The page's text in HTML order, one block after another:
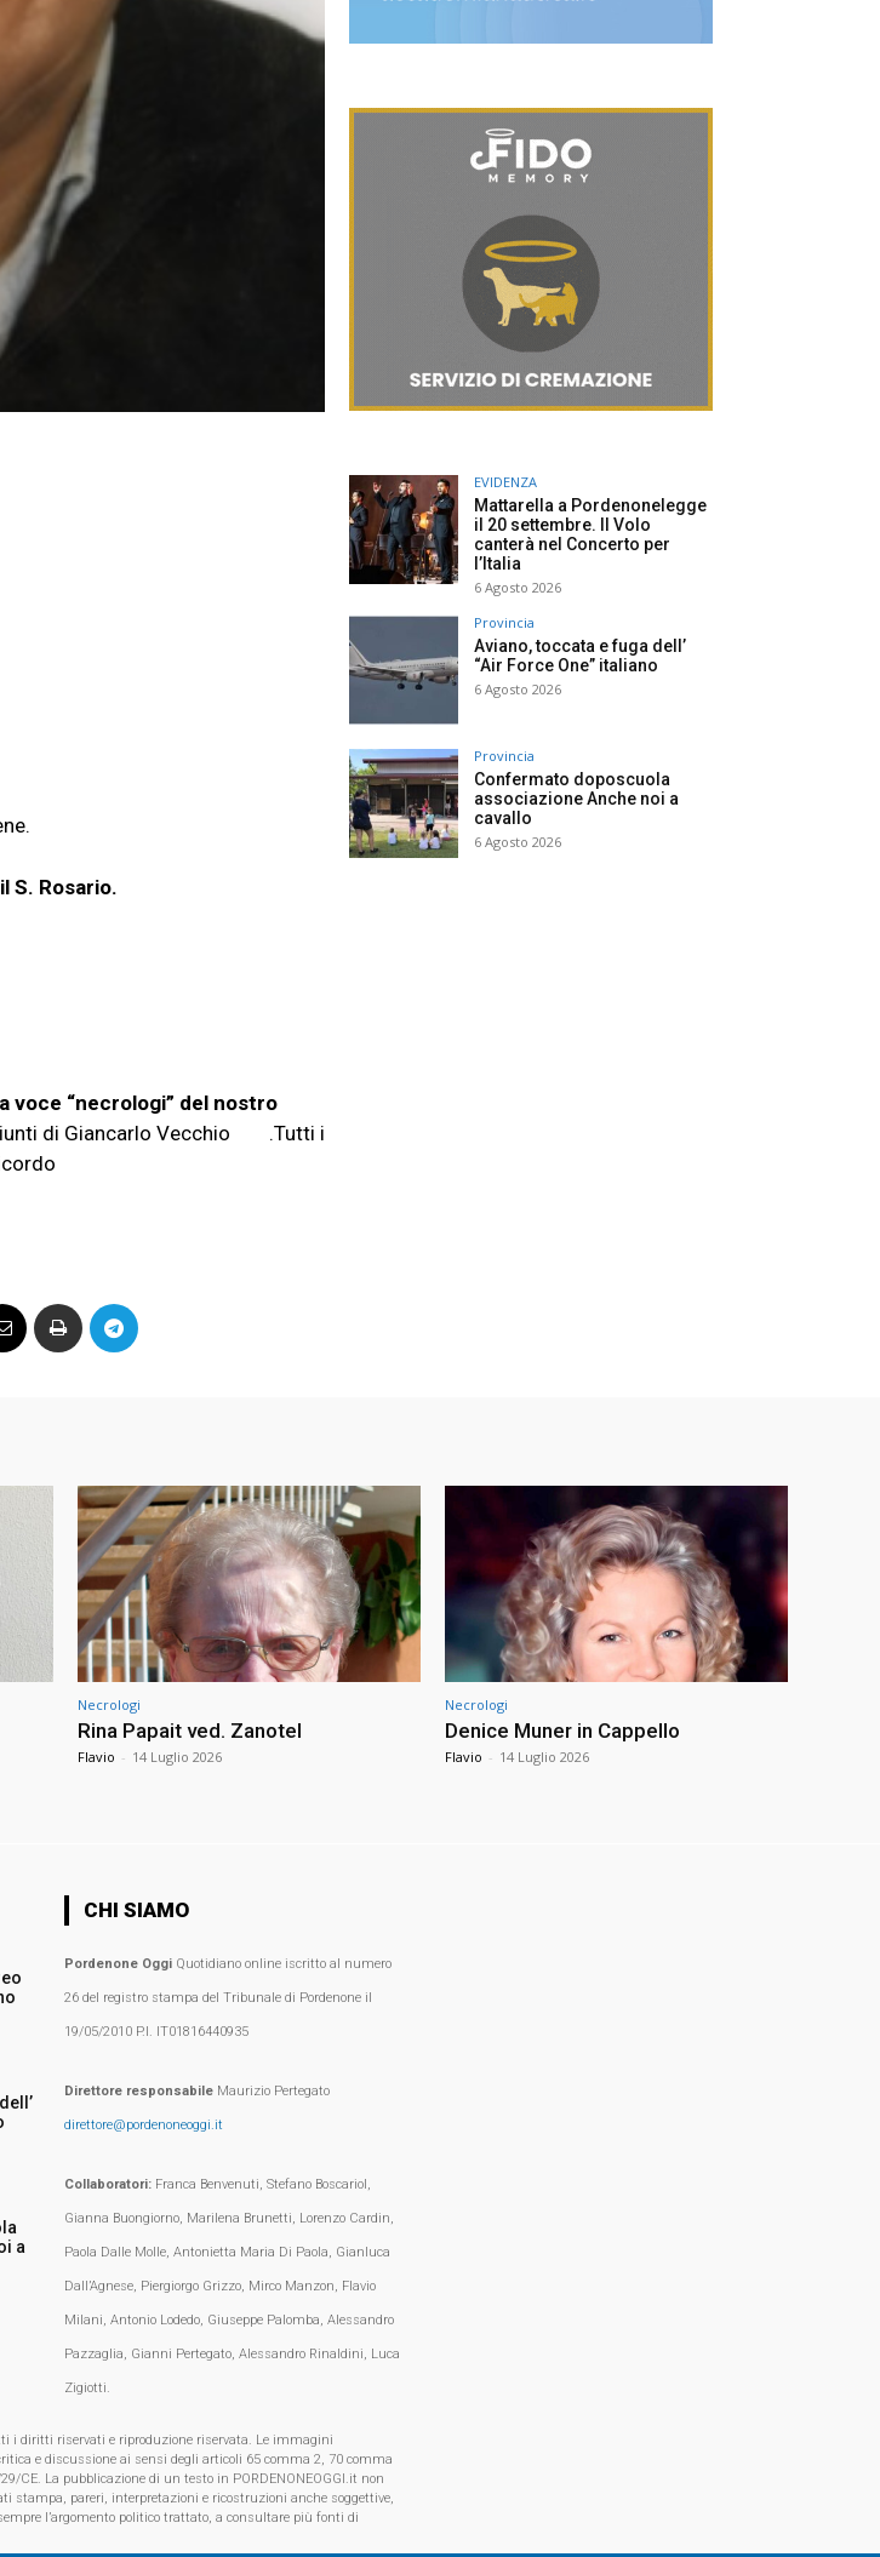
S. Rosario.
voce “necrologi” del nostro
di Giancarlo Vecchio .Tutti i
EVIDENZA
Mattarella a Pordenonelegge
il 20 settembre. Il Volo
canterà nel Concerto per
l’Italia
6 Agosto 2026
Provincia
Aviano, toccata e fuga dell’
“Air Force One” italiano
6 Agosto 2026
Provincia
Confermato doposcuola
associazione Anche noi a
cavallo
6 Agosto 2026
Necrologi
Rina Papait ved. Zanotel
Flavio - 14 Luglio 2026
Necrologi
Denice Muner in Cappello
Flavio - 14 Luglio 2026
a
CHI SIAMO
Pordenone OggiQuotidiano online iscritto al numero
26 del registro stampa del Tribunale di Pordenone il
19/05/2010 P.I. IT01816440935
Direttore responsabileMaurizio Pertegato
direttore@pordenoneoggi.it
Collaboratori:Franca Benvenuti, Stefano Boscariol,
Gianna Buongiorno, Marilena Brunetti, Lorenzo Cardin,
Paola Dalle Molle, Antonietta Maria Di Paola, Gianluca
Dall’Agnese, Piergiorgo Grizzo, Mirco Manzon, Flavio
Milani, Antonio Lodedo, Giuseppe Palomba, Alessandro
Pazzaglia, Gianni Pertegato, Alessandro Rinaldini, Luca
Zigiotti.
i diritti riservati e riproduzione riservata. Le immagini
e discussione ai sensi degli articoli 65 comma 2, 70 comma
CE. La pubblicazione di un testo in PORDENONEOGGI.it non
stampa, pareri, interpretazioni e ricostruzioni anche soggettive,
l’argomento politico trattato, a consultare più fonti di